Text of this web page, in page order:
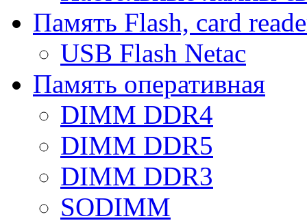
Память Flash, card
USB Flash Netac
Память оперативная
DIMM DDR4
DIMM DDR5
DIMM DDR3
SODIMM